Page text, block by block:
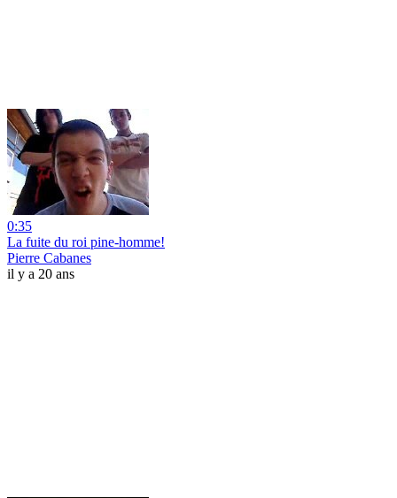
0:35
La fuite du roi pine-homme!
Pierre Cabanes
il y a 20 ans